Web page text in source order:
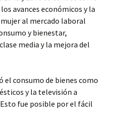
avances económicos y la
al mercado laboral
y bienestar,
media y la mejora del
el consumo de bienes como
y la televisión a
fue posible por el fácil